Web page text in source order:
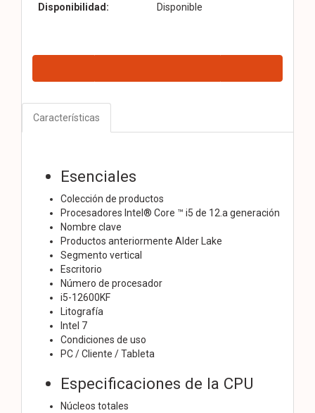
Disponibilidad: Disponible
Características
Esenciales
Colección de productos
Procesadores Intel® Core ™ i5 de 12.a generación
Nombre clave
Productos anteriormente Alder Lake
Segmento vertical
Escritorio
Número de procesador
i5-12600KF
Litografía
Intel 7
Condiciones de uso
PC / Cliente / Tableta
Especificaciones de la CPU
Núcleos totales